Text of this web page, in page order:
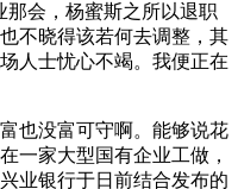
会，杨蜜斯之所以退职
不晓得该若何去调整，其
人士忧心不竭。我便正在
没富可守啊。能够说花
一家大型国有企业工做，
业银行于日前结合发布的